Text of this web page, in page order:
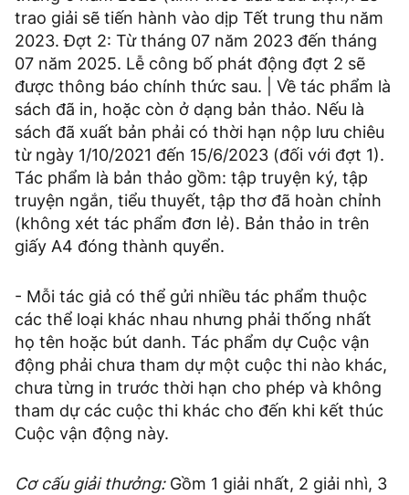
trao giải sẽ tiến hành vào dịp Tết trung thu năm
2023. Đợt 2: Từ tháng 07 năm 2023 đến tháng
07 năm 2025. Lễ công bố phát động đợt 2 sẽ
được thông báo chính thức sau. | Về tác phẩm là
sách đã in, hoặc còn ở dạng bản thảo. Nếu là
sách đã xuất bản phải có thời hạn nộp lưu chiêu
từ ngày 1/10/2021 đến 15/6/2023 (đối với đợt 1).
Tác phẩm là bản thảo gồm: tập truyện ký, tập
truyện ngắn, tiểu thuyết, tập thơ đã hoàn chỉnh
(không xét tác phẩm đơn lẻ). Bản thảo in trên
giấy A4 đóng thành quyển.
- Mỗi tác giả có thể gửi nhiều tác phẩm thuộc
các thể loại khác nhau nhưng phải thống nhất
họ tên hoặc bút danh. Tác phẩm dự Cuộc vận
động phải chưa tham dự một cuộc thi nào khác,
chưa từng in trước thời hạn cho phép và không
tham dự các cuộc thi khác cho đến khi kết thúc
Cuộc vận động này.
Cơ cấu giải thưởng: Gồm 1 giải nhất, 2 giải nhì, 3